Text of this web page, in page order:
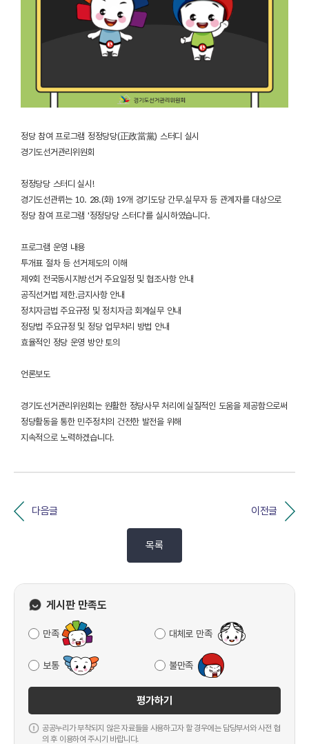
정당 참여 프로그램 정정당당(正政當黨) 스터디 실시
경기도선거관리위원회
정정당당 스터디 실시!
경기도선관뤼는 10. 28.(화) 19개 경기도당 간무.실무자 등 관계자를 대상으로
정당 참여 프로그램 '정정당당 스터디'를 실시하였습니다.
프로그램 운영 내용
투개표 절차 등 선거제도의 이해
제9회 전국동시지방선거 주요일정 및 협조사항 안내
공직선거법 제한.금지사항 안내
정치자금법 주요규정 및 정치자금 회계실무 안내
정당법 주요규정 및 정당 업무처리 방법 안내
효율적인 정당 운영 방안 토의
언론보도
경기도선거관리위원회는 원활한 정당사무 처리에 실질적인 도움을 제공함으로써
정당활동을 통한 민주정치의 건전한 발전을 위해
지속적으로 노력하겠습니다.
다음글 이전글
목록
게시판 만족도
만족 대체로 만족
보통 불만족
평가하기
공공누리가 부착되지 않은 자료들을 사용하고자 할 경우에는 담당부서와 사전 협
의 후 이용하여 주시기 바랍니다.